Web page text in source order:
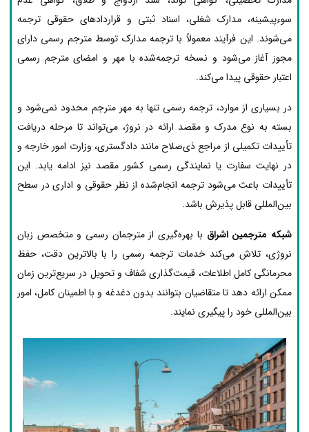
سوءپیشینه، مدارک شغلی، اسناد ثبتی و قراردادهای حقوقی ترجمه
می‌شوند. این فرآیند معمولاً با ترجمه مدارک توسط مترجم رسمی دارای
مجوز آغاز می‌شود و نسخه ترجمه‌شده با مهر و امضای مترجم رسمی
اعتبار حقوقی پیدا می‌کند.
در بسیاری از موارد، ترجمه رسمی تنها به مهر مترجم محدود نمی‌شود و
بسته به نوع مدرک و مقصد ارائه در نروژ، می‌تواند تا مرحله دریافت
تأییدات تکمیلی از مراجع ذی‌صلاح مانند دادگستری، وزارت امور خارجه و
در نهایت سفارت یا نمایندگی رسمی کشور مقصد نیز ادامه یابد. این
تأییدات باعث می‌شود ترجمه انجام‌شده از نظر حقوقی و اداری در سطح
بین‌المللی قابل پذیرش باشد.
شبکه مترجمین اشراق با بهره‌گیری از مترجمان رسمی و متخصص زبان
نروژی، تلاش می‌کند خدمات ترجمه رسمی را با بالاترین دقت، حفظ
محرمانگی کامل اطلاعات، قیمت‌گذاری شفاف و تحویل در سریع‌ترین زمان
ممکن ارائه دهد تا متقاضیان بتوانند بدون دغدغه و با اطمینان کامل، امور
بین‌المللی خود را پیگیری نمایند.